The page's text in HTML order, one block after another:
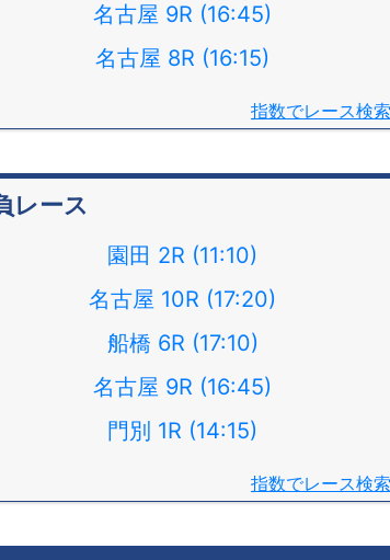
名古屋 9R (16:45)
名古屋 8R (16:15)
指数でレース検索
レース
園田 2R (11:10)
名古屋 10R (17:20)
船橋 6R (17:10)
名古屋 9R (16:45)
門別 1R (14:15)
指数でレース検索